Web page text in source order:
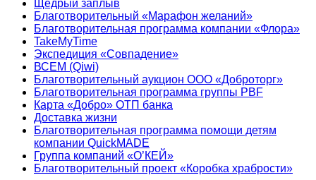
Щедрый заплыв
Благотворительный «Марафон желаний»
Благотворительная программа компании «Флора»
TakeMyTime
Экспедиция «Совпадение»
ВСЕМ (Qiwi)
Благотворительный аукцион ООО «Доброторг»
Благотворительная программа группы PBF
Карта «Добро» ОТП банка
Доставка жизни
Благотворительная программа помощи детям
компании QuickMADE
Группа компаний «О’КЕЙ»
Благотворительный проект «Коробка храбрости»